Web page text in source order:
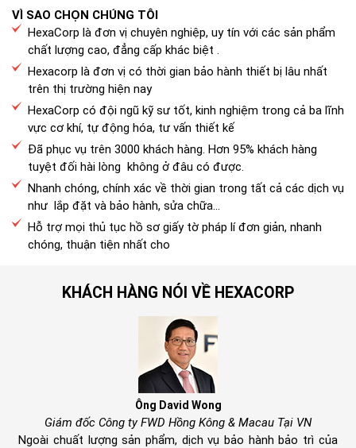
VÌ SAO CHỌN CHÚNG TÔI
HexaCorp là đơn vị chuyên nghiệp, uy tín với các sản phẩm
chất lượng cao, đẳng cấp khác biệt .
Hexacorp là đơn vị có thời gian bảo hành thiết bị lâu nhất
trên thị trường hiện nay
HexaCorp có đội ngũ kỹ sư tốt, kinh nghiệm trong cả ba lĩnh
vực cơ khí, tự động hóa, tư vấn thiết kế
Đã phục vụ trên 3000 khách hàng. Hơn 95% khách hàng
tuyệt đối hài lòng không ở đâu có được.
Nhanh chóng, chính xác về thời gian trong tất cả các dịch vụ
như lắp đặt và bảo hành, sửa chữa...
Hỗ trợ mọi thủ tục hồ sơ giấy tờ pháp lí đơn giản, nhanh
chóng, thuận tiện nhất cho
KHÁCH HÀNG NÓI VỀ HEXACORP
Ông David Wong
Giám đốc Công ty FWD Hồng Kông & Macau Tại VN
Ngoài chuất lượng sản phẩm, dịch vụ bảo hành bảo trì của